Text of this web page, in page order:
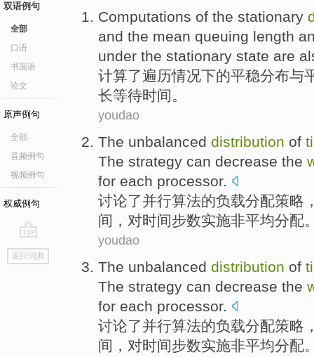
双语例句
全部
口语
书面语
论文
原声例句
全部
音频例句
视频例句
权威例句
go
top
返回词典
Computations of the stationary
and the mean queuing length
under the stationary state are
计算了遍历情况下的平稳分布与
长等待时间。
youdao
The unbalanced distribution of
The strategy can decrease the
for each processor.
讨论了并行算法的负载分配策略
间 ，对时间步数实施非平均分配
youdao
The unbalanced distribution of
The strategy can decrease the
for each processor.
讨论了并行算法的负载分配策略
间 ，对时间步数实施非平均分配